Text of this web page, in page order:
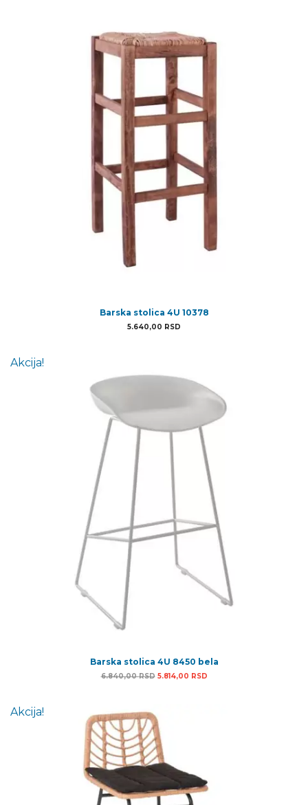
Barska stolica 4U 10378
5.640,00 RSD
Akcija!
Barska stolica 4U 8450 bela
6.840,00RSD Originalna cena je bila: 6.840,00 RSD.
5.814,00 RSDTrenutna cena je:
Akcija!